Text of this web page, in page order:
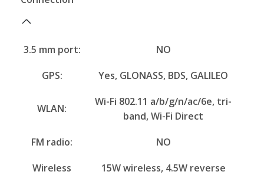
3.5 mm port:
NO
GPS:
Yes, GLONASS, BDS, GALILEO
WLAN:
Wi-Fi 802.11 a/b/g/n/ac/6e, tri-
band, Wi-Fi Direct
FM radio:
NO
Wireless
15W wireless, 4.5W reverse